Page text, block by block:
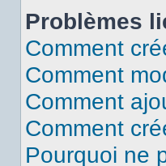
Problèmes
Comment
Comment
Comment
Comment
Pourquoi ne